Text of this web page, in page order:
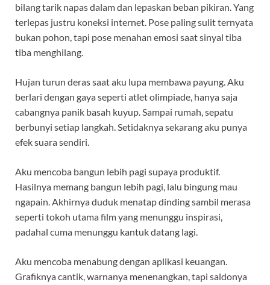
bilang tarik napas dalam dan lepaskan beban pikiran. Yang
terlepas justru koneksi internet. Pose paling sulit ternyata
bukan pohon, tapi pose menahan emosi saat sinyal tiba
tiba menghilang.
Hujan turun deras saat aku lupa membawa payung. Aku
berlari dengan gaya seperti atlet olimpiade, hanya saja
cabangnya panik basah kuyup. Sampai rumah, sepatu
berbunyi setiap langkah. Setidaknya sekarang aku punya
efek suara sendiri.
Aku mencoba bangun lebih pagi supaya produktif.
Hasilnya memang bangun lebih pagi, lalu bingung mau
ngapain. Akhirnya duduk menatap dinding sambil merasa
seperti tokoh utama film yang menunggu inspirasi,
padahal cuma menunggu kantuk datang lagi.
Aku mencoba menabung dengan aplikasi keuangan.
Grafiknya cantik, warnanya menenangkan, tapi saldonya